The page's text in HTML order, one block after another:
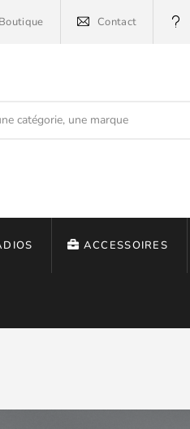
Boutique Contact
ACCESSOIRES